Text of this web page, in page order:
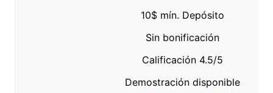
10$ mín. Depósito
Sin bonificación
Calificación 4.5/5
Demostración disponible